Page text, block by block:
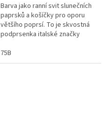
Barva jako ranní svit slunečních
paprsků a košíčky pro oporu
většího poprsí. To je skvostná
podprsenka italské značky
75B